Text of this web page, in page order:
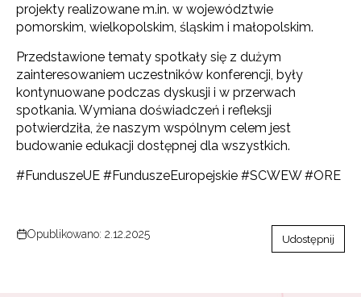
projekty realizowane m.in. w województwie
pomorskim, wielkopolskim, śląskim i małopolskim.
Przedstawione tematy spotkały się z dużym
zainteresowaniem uczestników konferencji, były
kontynuowane podczas dyskusji i w przerwach
spotkania. Wymiana doświadczeń i refleksji
potwierdziła, że naszym wspólnym celem jest
budowanie edukacji dostępnej dla wszystkich.
#FunduszeUE #FunduszeEuropejskie #SCWEW #ORE
Opublikowano: 2.12.2025 Udostępnij
Newsletter ORE
Zapisz się i bądź na bieżąco z najnowszymi
informacjami
Wyrażam zgodę na przetwarzanie moich danych